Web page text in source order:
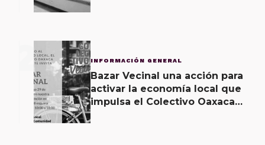
2 INFORMACIÓN GENERAL
Bazar Vecinal una acción para
activar la economía local que
impulsa el Colectivo Oaxaca